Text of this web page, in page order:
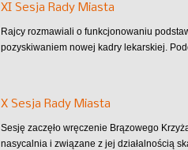
XI Sesja Rady Miasta
Rajcy rozmawiali o funkcjonowaniu
pozyskiwaniem nowej kadry lekarskiej.
X Sesja Rady Miasta
Sesję zaczęło wręczenie Brązowego
nasycalnia i związane z jej działalnością